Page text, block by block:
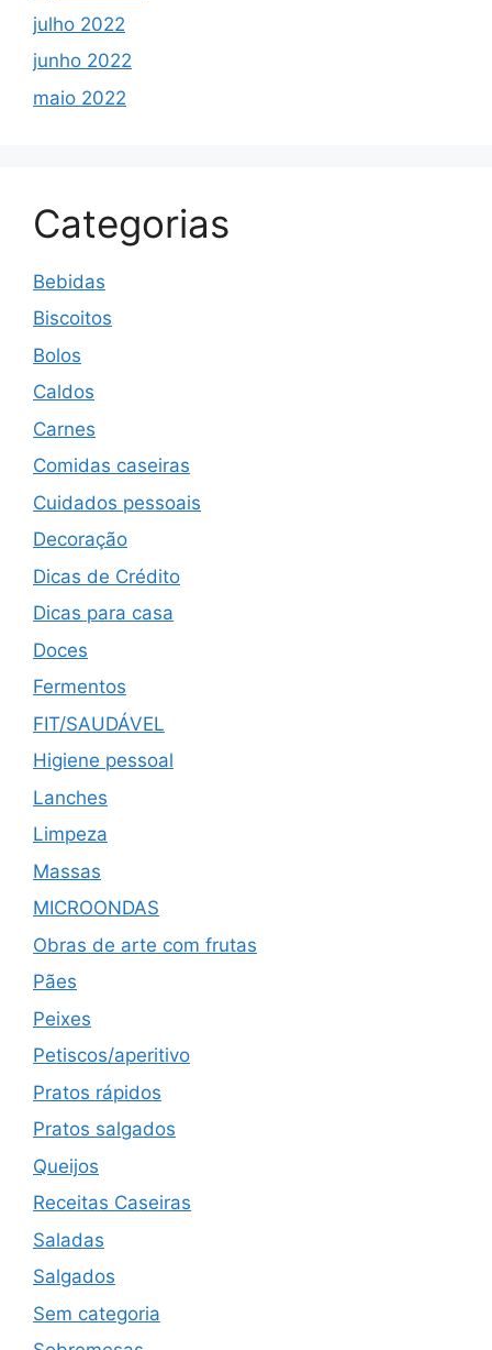
julho 2022
junho 2022
maio 2022
Categorias
Bebidas
Biscoitos
Bolos
Caldos
Carnes
Comidas caseiras
Cuidados pessoais
Decoração
Dicas de Crédito
Dicas para casa
Doces
Fermentos
FIT/SAUDÁVEL
Higiene pessoal
Lanches
Limpeza
Massas
MICROONDAS
Obras de arte com frutas
Pães
Peixes
Petiscos/aperitivo
Pratos rápidos
Pratos salgados
Queijos
Receitas Caseiras
Saladas
Salgados
Sem categoria